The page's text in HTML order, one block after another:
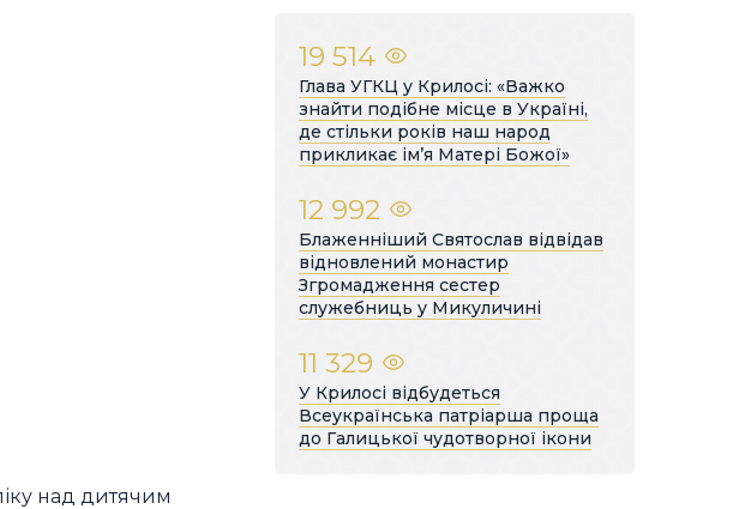
над дитячим
19 514
Глава УГКЦ у Крилосі: «Важко
знайти подібне місце в Україні,
де стільки років наш народ
прикликає ім’я Матері Божої»
12 992
Блаженніший Святослав відвідав
відновлений монастир
Згромадження сестер
служебниць у Микуличині
11 329
У Крилосі відбудеться
Всеукраїнська патріарша проща
до Галицької чудотворної ікони